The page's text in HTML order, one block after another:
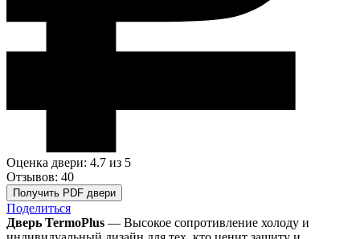
Оценка двери: 4.7 из 5
Отзывов: 40
Получить PDF двери
Поделиться
Дверь TermoPlus — Высокое сопротивление холоду и